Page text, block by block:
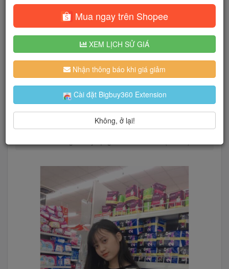
Tìm kiếm
Người dùng đang quan tâm đến 🔥...
Trang chủ Thời Trang Nữ Áo
Áo sơ mi
Mua ngay trên Shopee
XEM LỊCH SỬ GIÁ
Nhận thông báo khi giá giảm
Cài đặt Bigbuy360 Extension
Không, ở lại!